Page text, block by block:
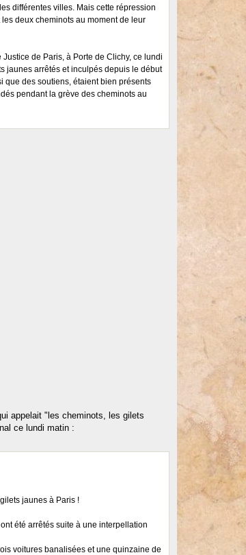
différentes villes. Mais cette répression
deux cheminots au moment de leur
de Paris, à Porte de Clichy, ce lundi
jaunes arrêtés et inculpés depuis le début
que des soutiens, étaient bien présents
pendant la grève des cheminots au
appelait "les cheminots, les gilets
ce lundi matin :
jaunes à Paris !
été arrêtés suite à une interpellation
voitures banalisées et une quinzaine de